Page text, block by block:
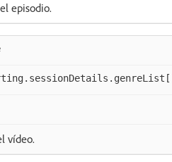
episodio.
vídeo.